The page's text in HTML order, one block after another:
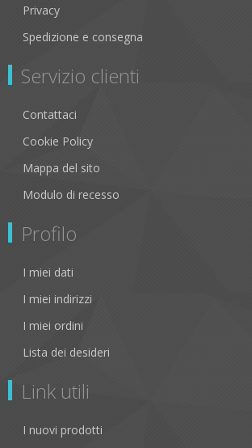
Privacy
Spedizione e consegna
Servizio clienti
Contattaci
Cookie Policy
Mappa del sito
Modulo di recesso
Profilo
I miei dati
I miei indirizzi
I miei ordini
Lista dei desideri
Link utili
I nuovi prodotti